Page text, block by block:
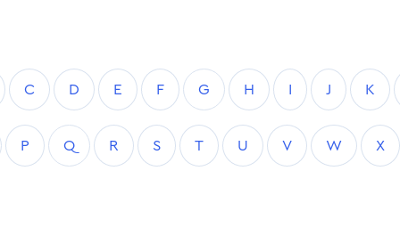
C D E F G H I J K
P Q R S T U V W X